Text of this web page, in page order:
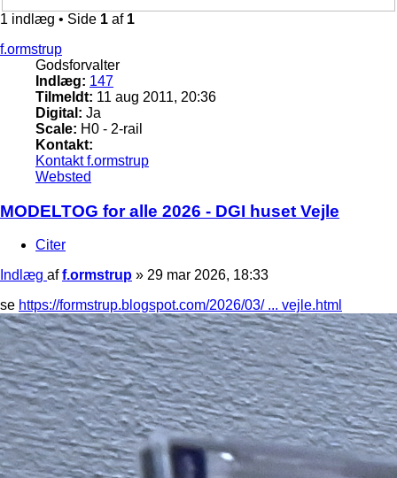
1 indlæg • Side 1 af 1
f.ormstrup
Godsforvalter
Indlæg: 147
Tilmeldt: 11 aug 2011, 20:36
Digital: Ja
Scale: H0 - 2-rail
Kontakt:
Kontakt f.ormstrup
Websted
MODELTOG for alle 2026 - DGI huset Vejle
Citer
Indlæg aff.ormstrup » 29 mar 2026, 18:33
se https://formstrup.blogspot.com/2026/03/ ... vejle.html